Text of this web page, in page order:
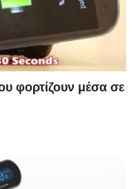
φορτίζουν μέσα σε